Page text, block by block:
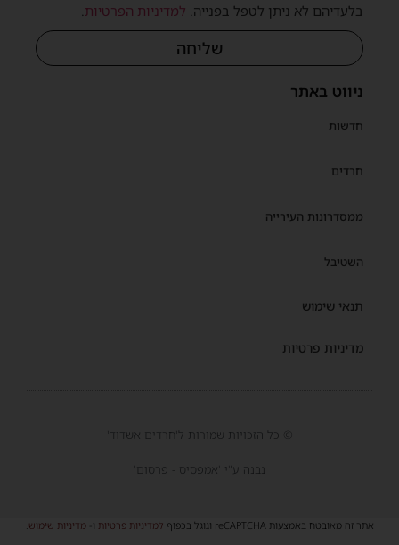
ניווט באתר
חדשות
חרדים
ממסדרונות העירייה
השטיבל
תנאי שימוש
מדיניות פרטיות
בלעדיהם לא ניתן לטפל בפנייה. למדיניות הפרטיות
שליחה
© כל הזכויות שמורות ל'חרדים אשדוד'
נבנה ע"י 'אמפסיס - פרסום'
אתר זה מאובטח באמצעות reCAPTCHA וגוגל בכפוף למדיניות פרטיות ו-מדיניות שימוש